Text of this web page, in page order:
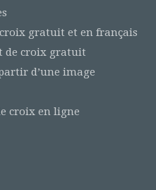
gratuit et en français
de croix gratuit
d’une image
croix en ligne